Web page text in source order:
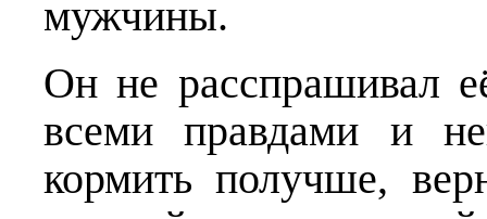
мужчины.
Он не расспрашивал
всеми правдами и
кормить получше,